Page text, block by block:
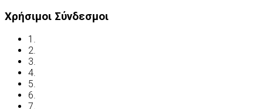
Χρήσιμοι Σύνδεσμοι
1.
2.
3.
4.
5.
6.
7.